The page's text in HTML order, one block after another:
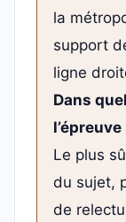
la
support
ligne
Dans
Le plus
du sujet,
de